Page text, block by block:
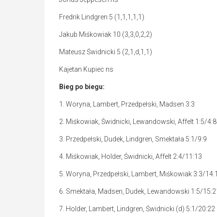
Fredrik Lindgren 5 (1,1,1,1,1)
Jakub Miśkowiak 10 (3,3,0,2,2)
Mateusz Świdnicki 5 (2,1,d,1,1)
Kajetan Kupiec ns
Bieg po biegu:
1. Woryna, Lambert, Przedpełski, Madsen 3:3
2. Miśkowiak, Świdnicki, Lewandowski, Affelt 1:5/4:8
3. Przedpełski, Dudek, Lindgren, Smektała 5:1/9:9
4. Miśkowiak, Holder, Świdnicki, Affelt 2:4/11:13
5. Woryna, Przedpełski, Lambert, Miśkowiak 3:3/
6. Smektała, Madsen, Dudek, Lewandowski 1:5/
7. Holder, Lambert, Lindgren, Świdnicki (d) 5:1/20:22